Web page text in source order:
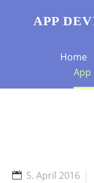
APP
Home
App
5. April 2016